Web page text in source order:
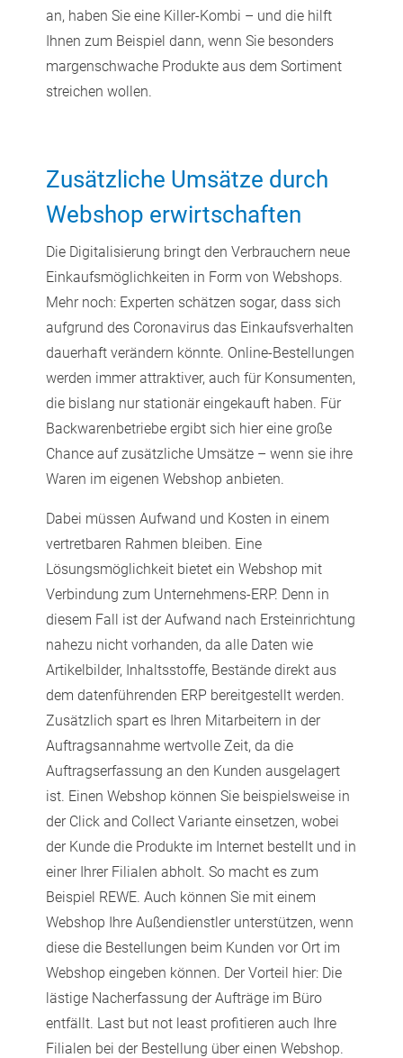
an, haben Sie eine Killer-Kombi – und die hilft
Ihnen zum Beispiel dann, wenn Sie besonders
margenschwache Produkte aus dem Sortiment
streichen wollen.
Zusätzliche Umsätze durch
Webshop erwirtschaften
Die Digitalisierung bringt den Verbrauchern neue
Einkaufsmöglichkeiten in Form von Webshops.
Mehr noch: Experten schätzen sogar, dass sich
aufgrund des Coronavirus das Einkaufsverhalten
dauerhaft verändern könnte. Online-Bestellungen
werden immer attraktiver, auch für Konsumenten,
die bislang nur stationär eingekauft haben. Für
Backwarenbetriebe ergibt sich hier eine große
Chance auf zusätzliche Umsätze – wenn sie ihre
Waren im eigenen Webshop anbieten.
Dabei müssen Aufwand und Kosten in einem
vertretbaren Rahmen bleiben. Eine
Lösungsmöglichkeit bietet ein Webshop mit
Verbindung zum Unternehmens-ERP. Denn in
diesem Fall ist der Aufwand nach Ersteinrichtung
nahezu nicht vorhanden, da alle Daten wie
Artikelbilder, Inhaltsstoffe, Bestände direkt aus
dem datenführenden ERP bereitgestellt werden.
Zusätzlich spart es Ihren Mitarbeitern in der
Auftragsannahme wertvolle Zeit, da die
Auftragserfassung an den Kunden ausgelagert
ist. Einen Webshop können Sie beispielsweise in
der Click and Collect Variante einsetzen, wobei
der Kunde die Produkte im Internet bestellt und in
einer Ihrer Filialen abholt. So macht es zum
Beispiel REWE. Auch können Sie mit einem
Webshop Ihre Außendienstler unterstützen, wenn
diese die Bestellungen beim Kunden vor Ort im
Webshop eingeben können. Der Vorteil hier: Die
lästige Nacherfassung der Aufträge im Büro
entfällt. Last but not least profitieren auch Ihre
Filialen bei der Bestellung über einen Webshop.